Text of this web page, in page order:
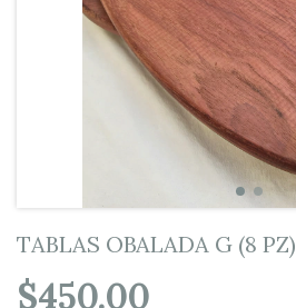
TABLAS OBALADA G (8 PZ)
$450.00